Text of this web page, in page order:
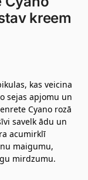
kreem
kas veicina
sejas apjomu un
Cyano rozā
savelk ādu un
acumirklī
maigumu,
mirdzumu.